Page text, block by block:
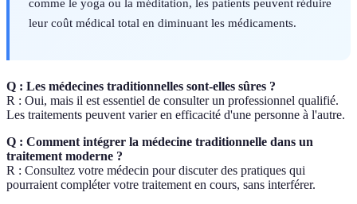
comme le yoga ou la méditation, les patients peuvent réduire
leur coût médical total en diminuant les médicaments.
Q : Les médecines traditionnelles sont-elles sûres ?
R : Oui, mais il est essentiel de consulter un professionnel qualifié.
Les traitements peuvent varier en efficacité d'une personne à l'autre.
Q : Comment intégrer la médecine traditionnelle dans un
traitement moderne ?
R : Consultez votre médecin pour discuter des pratiques qui
pourraient compléter votre traitement en cours, sans interférer.